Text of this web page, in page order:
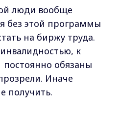
люди вообще
без этой программы
на биржу труда.
к
обязаны
Иначе
получить.